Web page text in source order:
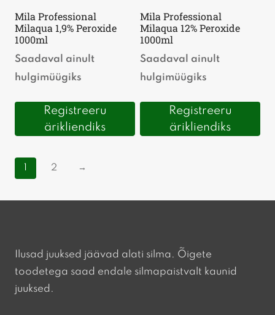
Mila Professional
Milaqua 1,9% Peroxide
1000ml
Saadaval ainult
hulgimüügiks
Registreeru
ärikliendiks
Mila Professional
Milaqua 12% Peroxide
1000ml
Saadaval ainult
hulgimüügiks
Registreeru
ärikliendiks
1 2 →
Ilusad juuksed jäävad alati silma. Õigete
toodetega saad endale silmapaistvalt kaunid
juuksed.